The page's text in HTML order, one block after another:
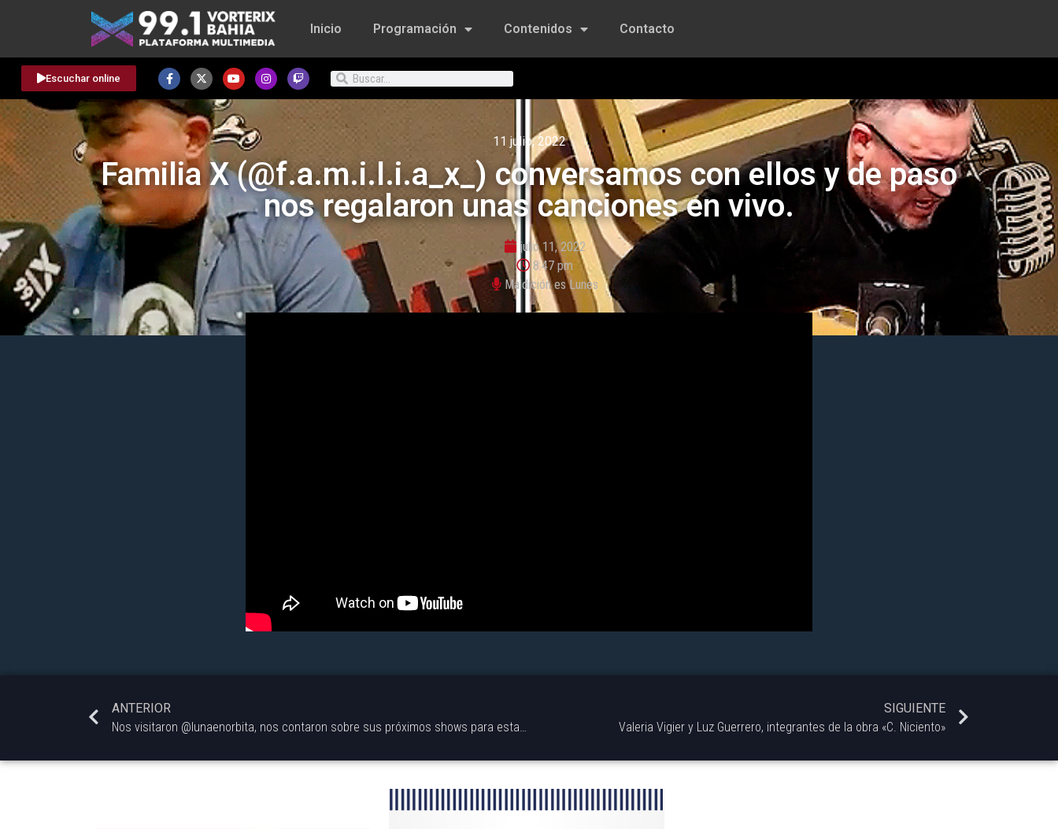
Inicio Programación Contenidos Contacto
Escuchar online
11 julio, 2022
Familia X (@f.a.m.i.l.i.a_x_) conversamos con ellos y de paso
nos regalaron unas canciones en vivo.
julio 11, 2022
8:47 pm
Maldición es Lunes
ANTERIOR
Nos visitaron @lunaenorbita, nos contaron sobre sus próximos shows para estas vacaciones de invierno.
SIGUIENTE
Valeria Vigier y Luz Guerrero, integrantes de la obra «C. Niciento»